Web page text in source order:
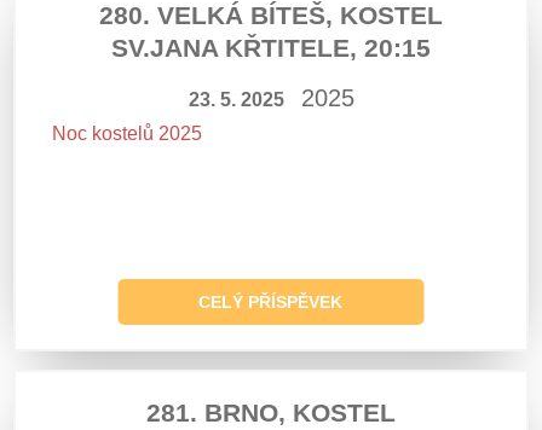
280. VELKÁ BÍTEŠ, KOSTEL
SV.JANA KŘTITELE, 20:15
23. 5. 2025 2025
Noc kostelů 2025
CELÝ PŘÍSPĚVEK
281. BRNO, KOSTEL